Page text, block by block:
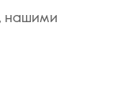
нашими